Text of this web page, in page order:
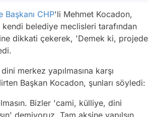
Başkanı CHP'li Mehmet Kocadon,
belediye meclisleri tarafından
dikkati çekerek, 'Demek ki, projede
merkez yapılmasına karşı
Başkan Kocadon, şunları söyledi:
Bizler 'cami, külliye, dini
demiyoruz. Tam aksine yapılsın,